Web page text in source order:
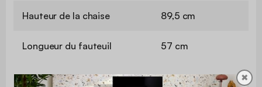
Hauteur de la chaise 89,5 cm
Longueur du fauteuil 57 cm
✖